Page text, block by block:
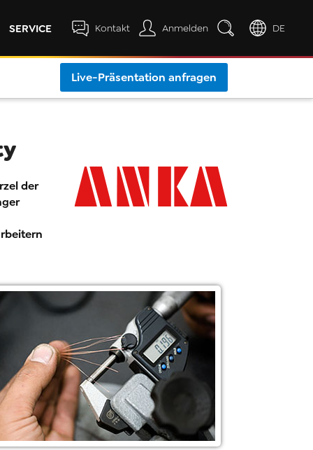
SERVICE Kontakt Anmelden DE
Live-Präsentation anfragen
der